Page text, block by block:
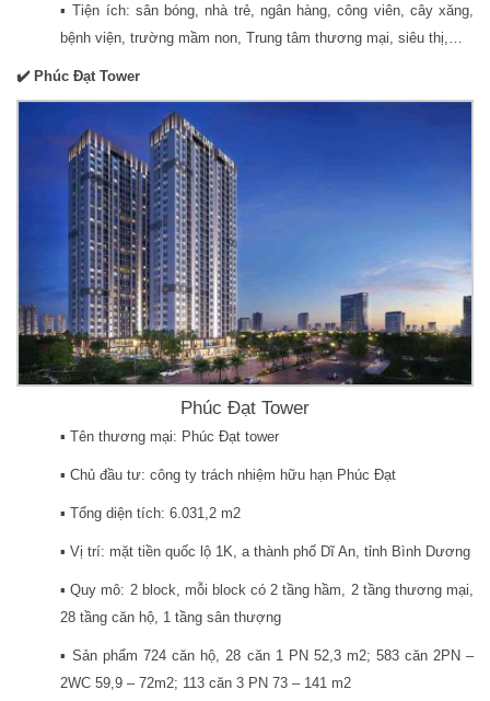
▪️ Tiện ích: sân bóng, nhà trẻ, ngân hàng, công viên, cây xăng,
bệnh viện, trường mầm non, Trung tâm thương mại, siêu thị,…
✔️ Phúc Đạt Tower
Phúc Đạt Tower
▪️ Tên thương mại: Phúc Đạt tower
▪️ Chủ đầu tư: công ty trách nhiệm hữu hạn Phúc Đạt
▪️ Tổng diện tích: 6.031,2 m2
▪️ Vị trí: mặt tiền quốc lộ 1K, a thành phố Dĩ An, tỉnh Bình Dương
▪️ Quy mô: 2 block, mỗi block có 2 tầng hầm, 2 tầng thương mại,
28 tầng căn hộ, 1 tầng sân thượng
▪️ Sản phẩm 724 căn hộ, 28 căn 1 PN 52,3 m2; 583 căn 2PN –
2WC 59,9 – 72m2; 113 căn 3 PN 73 – 141 m2